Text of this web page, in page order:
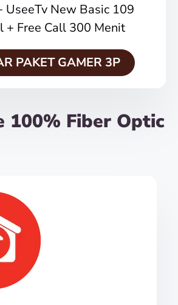
UseeTv New Basic 109
+ Free Call 300 Menit
PAKET GAMER 3P
100% Fiber Optic